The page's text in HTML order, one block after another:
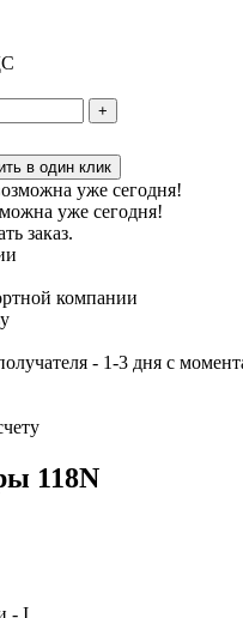
+
в один клик
уже сегодня!
заказ.
компании
- 1-3 дня с
118N